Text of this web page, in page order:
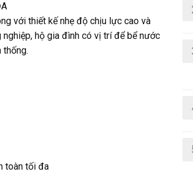
với thiết kế nhẹ độ chịu lực cao và
hộ gia đình có vị trí để bể nước
thống.